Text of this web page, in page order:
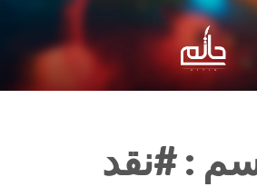
:#نقد